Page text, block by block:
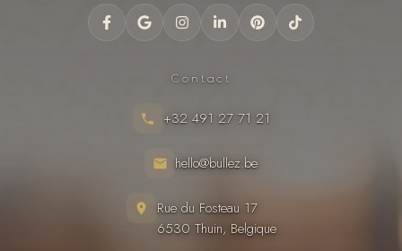
Contact
+32 491 27 71 21
hello@bullez.be
Rue du Fosteau 17
6530 Thuin, Belgique